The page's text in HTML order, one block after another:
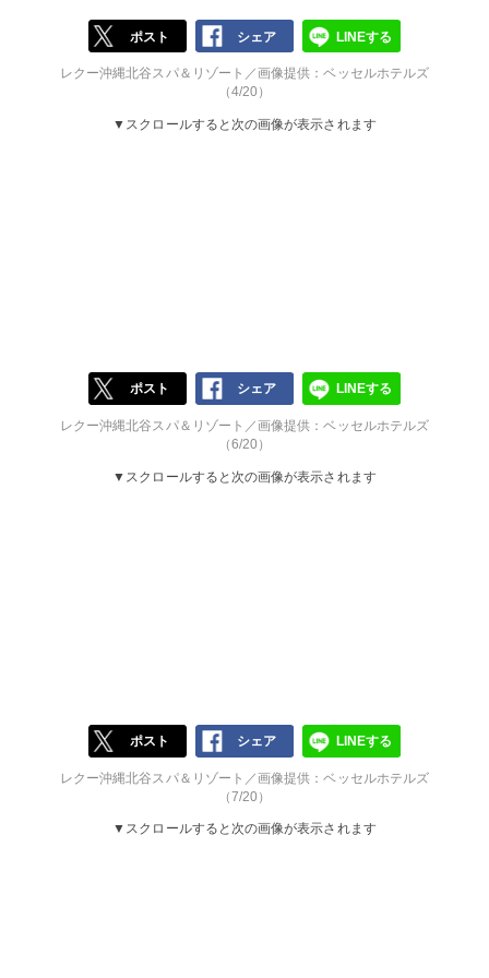
ポスト シェア LINEする
レクー沖縄北谷スパ＆リゾート／画像提供：ベッセルホテルズ
（4/20）
▼スクロールすると次の画像が表示されます
ポスト シェア LINEする
レクー沖縄北谷スパ＆リゾート／画像提供：ベッセルホテルズ
（6/20）
▼スクロールすると次の画像が表示されます
ポスト シェア LINEする
レクー沖縄北谷スパ＆リゾート／画像提供：ベッセルホテルズ
（7/20）
▼スクロールすると次の画像が表示されます